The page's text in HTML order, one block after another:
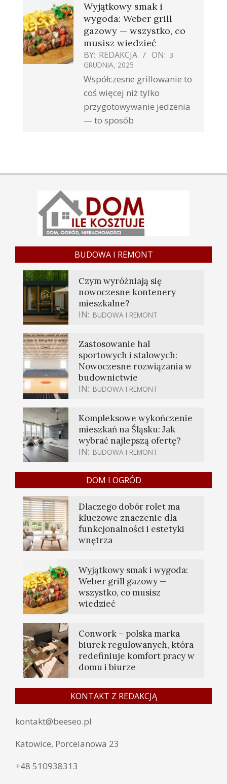
Wyjątkowy smak i
wygoda: Weber grill
gazowy — wszystko, co
musisz wiedzieć
BY: REDAKCJA ON: 3
GRUDNIA, 2025
Współczesne grillowanie to
coś więcej niż tylko
przygotowywanie jedzenia
— to sposób
BUDOWA I REMONT
Czym wyróżniają się
nowoczesne kontenery
mieszkalne?
IN: BUDOWA I REMONT
Zastosowanie hal
sportowych i stalowych:
Nowoczesne rozwiązania w
budownictwie
IN: BUDOWA I REMONT
Kompleksowe wykończenie
mieszkań na Śląsku: Jak
wybrać najlepszą ofertę?
IN: BUDOWA I REMONT
DOM I OGRÓD
Dlaczego dobór rolet ma
kluczowe znaczenie dla
funkcjonalności i estetyki
wnętrza
Wyjątkowy smak i wygoda:
Weber grill gazowy —
wszystko, co musisz
wiedzieć
Conwork – polska marka
biurek regulowanych, która
redefiniuje komfort pracy w
domu i biurze
KONTAKT Z REDAKCJĄ
kontakt@beeseo.pl
Katowice, Porcelanowa 23
+48 510938313